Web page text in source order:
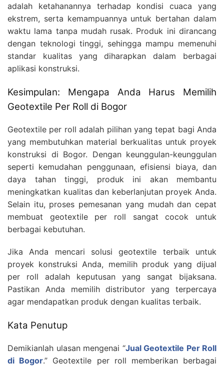
adalah ketahanannya terhadap kondisi cuaca yang
ekstrem, serta kemampuannya untuk bertahan dalam
waktu lama tanpa mudah rusak. Produk ini dirancang
dengan teknologi tinggi, sehingga mampu memenuhi
standar kualitas yang diharapkan dalam berbagai
aplikasi konstruksi.
Kesimpulan: Mengapa Anda Harus Memilih
Geotextile Per Roll di Bogor
Geotextile per roll adalah pilihan yang tepat bagi Anda
yang membutuhkan material berkualitas untuk proyek
konstruksi di Bogor. Dengan keunggulan-keunggulan
seperti kemudahan penggunaan, efisiensi biaya, dan
daya tahan tinggi, produk ini akan membantu
meningkatkan kualitas dan keberlanjutan proyek Anda.
Selain itu, proses pemesanan yang mudah dan cepat
membuat geotextile per roll sangat cocok untuk
berbagai kebutuhan.
Jika Anda mencari solusi geotextile terbaik untuk
proyek konstruksi Anda, memilih produk yang dijual
per roll adalah keputusan yang sangat bijaksana.
Pastikan Anda memilih distributor yang terpercaya
agar mendapatkan produk dengan kualitas terbaik.
Kata Penutup
Demikianlah ulasan mengenai “Jual Geotextile Per Roll
di Bogor.” Geotextile per roll memberikan berbagai